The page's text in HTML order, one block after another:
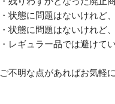
・状態に問題はないけれど
・状態に問題はないけれど
・レギュラー品では避けて
ご不明な点があればお気軽に